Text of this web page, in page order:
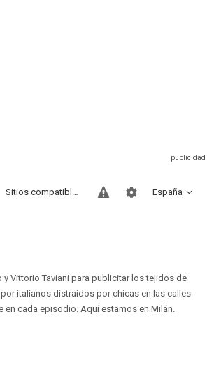
España
Sitios compatibles
y Vittorio Taviani para publicitar los tejidos de
italianos distraídos por chicas en las calles
en cada episodio. Aquí estamos en Milán.